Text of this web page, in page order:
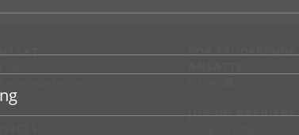
KU
FOR
JOB OG KARRIERE